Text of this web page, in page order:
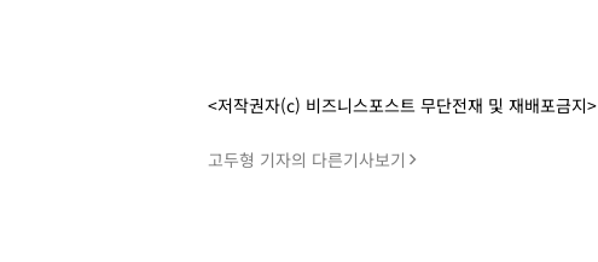
<저작권자(c) 비즈니스포스트 무단전재 및 재배포금지>
고두형 기자의 다른기사보기